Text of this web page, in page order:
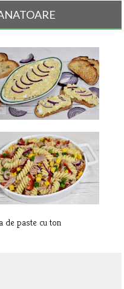
de oua cu ton si ceapa
de paste cu ton